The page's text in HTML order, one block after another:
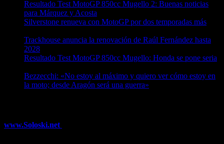
Resultado Test MotoGP 850cc Mugello 2: Buenas noticias
para Márquez y Acosta
Silverstone renueva con MotoGP por dos temporadas más
Trackhouse anuncia la renovación de Raúl Fernández hasta
2028
Resultado Test MotoGP 850cc Mugello: Honda se pone seria
Bezzecchi: «No estoy al máximo y quiero ver cómo estoy en
la moto; desde Aragón será una guerra»
www.Soloski.net